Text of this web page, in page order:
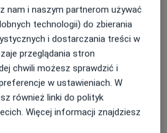
więcej
nam i naszym partnerom używać
technologii) do zbierania
i dostarczania treści w
przeglądania stron
chwili możesz sprawdzić i
w ustawieniach. W
również linki do polityk
Więcej informacji znajdziesz